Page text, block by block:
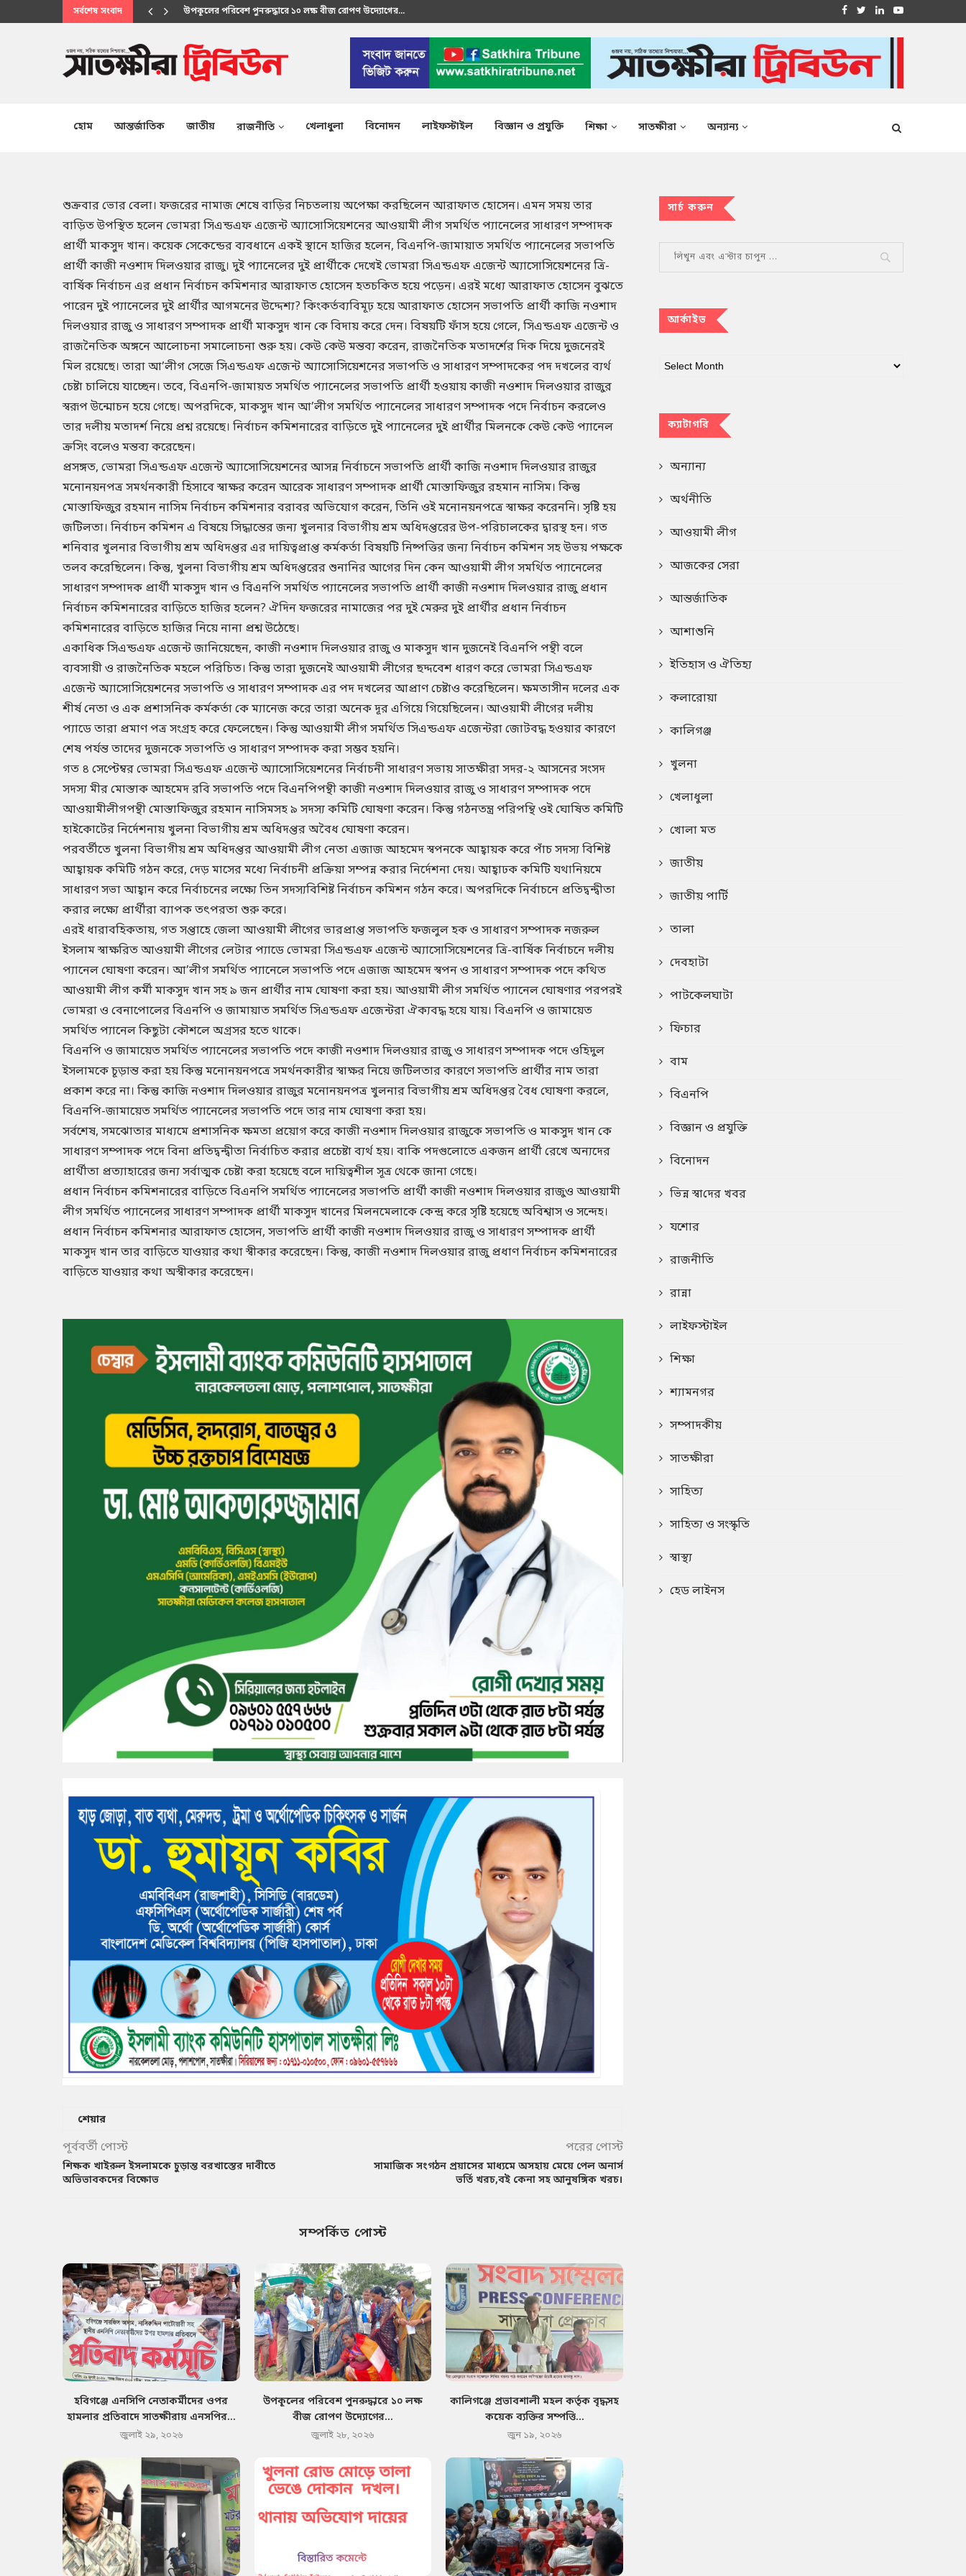
সর্বশেষ সংবাদ মানবিক সেবায় উপকূলবাসীর আস্থার প্রতীক এস এম শাকির...
হোম আন্তর্জাতিক জাতীয় রাজনীতি খেলাধুলা বিনোদন লাইফস্টাইল বিজ্ঞান ও প্রযুক্তি শিক্ষা সাতক্ষীরা অন্যান্য
শুক্রবার ভোর বেলা। ফজরের নামাজ শেষে বাড়ির নিচতলায় অপেক্ষা করছিলেন আরাফাত হোসেন। এমন সময় তার
বাড়িত উপস্থিত হলেন ভোমরা সিএন্ডএফ এজেন্ট অ্যাসোসিয়েশনের আওয়ামী লীগ সমর্থিত প্যানেলের সাধারণ সম্পাদক
প্রার্থী মাকসুদ খান। কয়েক সেকেন্ডের ব্যবধানে একই স্থানে হাজির হলেন, বিএনপি-জামায়াত সমর্থিত প্যানেলের সভাপতি
প্রার্থী কাজী নওশাদ দিলওয়ার রাজু। দুই প্যানেলের দুই প্রার্থীকে দেখেই ভোমরা সিএন্ডএফ এজেন্ট অ্যাসোসিয়েশনের ত্রি-
বার্ষিক নির্বাচন এর প্রধান নির্বাচন কমিশনার আরাফাত হোসেন হতচকিত হয়ে পড়েন। এরই মধ্যে আরাফাত হোসেন বুঝতে
পারেন দুই প্যানেলের দুই প্রার্থীর আগমনের উদ্দেশ্য? কিংকর্তব্যবিমূঢ় হয়ে আরাফাত হোসেন সভাপতি প্রার্থী কাজি নওশাদ
দিলওয়ার রাজু ও সাধারণ সম্পাদক প্রার্থী মাকসুদ খান কে বিদায় করে দেন। বিষয়টি ফাঁস হয়ে গেলে, সিএন্ডএফ এজেন্ট ও
রাজনৈতিক অঙ্গনে আলোচনা সমালোচনা শুরু হয়। কেউ কেউ মন্তব্য করেন, রাজনৈতিক মতাদর্শের দিক দিয়ে দুজনেরই
মিল রয়েছে। তারা আ’লীগ সেজে সিএন্ডএফ এজেন্ট অ্যাসোসিয়েশনের সভাপতি ও সাধারণ সম্পাদকের পদ দখলের ব্যর্থ
চেষ্টা চালিয়ে যাচ্ছেন। তবে, বিএনপি-জামায়ত সমর্থিত প্যানেলের সভাপতি প্রার্থী হওয়ায় কাজী নওশাদ দিলওয়ার রাজুর
স্বরূপ উন্মোচন হয়ে গেছে। অপরদিকে, মাকসুদ খান আ’লীগ সমর্থিত প্যানেলের সাধারণ সম্পাদক পদে নির্বাচন করলেও
তার দলীয় মতাদর্শ নিয়ে প্রশ্ন রয়েছে। নির্বাচন কমিশনারের বাড়িতে দুই প্যানেলের দুই প্রার্থীর মিলনকে কেউ কেউ প্যানেল
ক্রসিং বলেও মন্তব্য করেছেন।
প্রসঙ্গত, ভোমরা সিএন্ডএফ এজেন্ট অ্যাসোসিয়েশনের আসন্ন নির্বাচনে সভাপতি প্রার্থী কাজি নওশাদ দিলওয়ার রাজুর
মনোনয়নপত্র সমর্থনকারী হিসাবে স্বাক্ষর করেন আরেক সাধারণ সম্পাদক প্রার্থী মোস্তাফিজুর রহমান নাসিম। কিন্তু
মোস্তাফিজুর রহমান নাসিম নির্বাচন কমিশনার বরাবর অভিযোগ করেন, তিনি ওই মনোনয়নপত্রে স্বাক্ষর করেননি। সৃষ্টি হয়
জটিলতা। নির্বাচন কমিশন এ বিষয়ে সিদ্ধান্তের জন্য খুলনার বিভাগীয় শ্রম অধিদপ্তরের উপ-পরিচালকের দ্বারস্থ হন। গত
শনিবার খুলনার বিভাগীয় শ্রম অধিদপ্তর এর দায়িত্বপ্রাপ্ত কর্মকর্তা বিষয়টি নিষ্পত্তির জন্য নির্বাচন কমিশন সহ উভয় পক্ষকে
তলব করেছিলেন। কিন্তু, খুলনা বিভাগীয় শ্রম অধিদপ্তরের শুনানির আগের দিন কেন আওয়ামী লীগ সমর্থিত প্যানেলের
সাধারণ সম্পাদক প্রার্থী মাকসুদ খান ও বিএনপি সমর্থিত প্যানেলের সভাপতি প্রার্থী কাজী নওশাদ দিলওয়ার রাজু প্রধান
নির্বাচন কমিশনারের বাড়িতে হাজির হলেন? ঐদিন ফজরের নামাজের পর দুই মেরুর দুই প্রার্থীর প্রধান নির্বাচন
কমিশনারের বাড়িতে হাজির নিয়ে নানা প্রশ্ন উঠেছে।
একাধিক সিএন্ডএফ এজেন্ট জানিয়েছেন, কাজী নওশাদ দিলওয়ার রাজু ও মাকসুদ খান দুজনেই বিএনপি পন্থী বলে
ব্যবসায়ী ও রাজনৈতিক মহলে পরিচিত। কিন্তু তারা দুজনেই আওয়ামী লীগের ছদ্দবেশ ধারণ করে ভোমরা সিএন্ডএফ
এজেন্ট অ্যাসোসিয়েশনের সভাপতি ও সাধারণ সম্পাদক এর পদ দখলের আপ্রাণ চেষ্টাও করেছিলেন। ক্ষমতাসীন দলের এক
শীর্ষ নেতা ও এক প্রশাসনিক কর্মকর্তা কে ম্যানেজ করে তারা অনেক দূর এগিয়ে গিয়েছিলেন। আওয়ামী লীগের দলীয়
প্যাডে তারা প্রমাণ পত্র সংগ্রহ করে ফেলেছেন। কিন্তু আওয়ামী লীগ সমর্থিত সিএন্ডএফ এজেন্টরা জোটবদ্ধ হওয়ার কারণে
শেষ পর্যন্ত তাদের দুজনকে সভাপতি ও সাধারণ সম্পাদক করা সম্ভব হয়নি।
গত ৪ সেপ্টেম্বর ভোমরা সিএন্ডএফ এজেন্ট অ্যাসোসিয়েশনের নির্বাচনী সাধারণ সভায় সাতক্ষীরা সদর-২ আসনের সংসদ
সদস্য মীর মোস্তাক আহমেদ রবি সভাপতি পদে বিএনপিপন্থী কাজী নওশাদ দিলওয়ার রাজু ও সাধারণ সম্পাদক পদে
আওয়ামীলীগপন্থী মোস্তাফিজুর রহমান নাসিমসহ ৯ সদস্য কমিটি ঘোষণা করেন। কিন্তু গঠনতন্ত্র পরিপন্থি ওই ঘোষিত কমিটি
হাইকোর্টের নির্দেশনায় খুলনা বিভাগীয় শ্রম অধিদপ্তর অবৈধ ঘোষণা করেন।
পরবর্তীতে খুলনা বিভাগীয় শ্রম অধিদপ্তর আওয়ামী লীগ নেতা এজাজ আহমেদ স্বপনকে আহ্বায়ক করে পাঁচ সদস্য বিশিষ্ট
আহ্বায়ক কমিটি গঠন করে, দেড় মাসের মধ্যে নির্বাচনী প্রক্রিয়া সম্পন্ন করার নির্দেশনা দেয়। আহ্বাঢক কমিটি যথানিয়মে
সাধারণ সভা আহ্বান করে নির্বাচনের লক্ষ্যে তিন সদস্যবিশিষ্ট নির্বাচন কমিশন গঠন করে। অপরদিকে নির্বাচনে প্রতিদ্বন্দ্বীতা
করার লক্ষ্যে প্রার্থীরা ব্যাপক তৎপরতা শুরু করে।
এরই ধারাবহিকতায়, গত সপ্তাহে জেলা আওয়ামী লীগের ভারপ্রাপ্ত সভাপতি ফজলুল হক ও সাধারণ সম্পাদক নজরুল
ইসলাম স্বাক্ষরিত আওয়ামী লীগের লেটার প্যাডে ভোমরা সিএন্ডএফ এজেন্ট অ্যাসোসিয়েশনের ত্রি-বার্ষিক নির্বাচনে দলীয়
প্যানেল ঘোষণা করেন। আ’লীগ সমর্থিত প্যানেলে সভাপতি পদে এজাজ আহমেদ স্বপন ও সাধারণ সম্পাদক পদে কথিত
আওয়ামী লীগ কর্মী মাকসুদ খান সহ ৯ জন প্রার্থীর নাম ঘোষণা করা হয়। আওয়ামী লীগ সমর্থিত প্যানেল ঘোষণার পরপরই
ভোমরা ও বেনাপোলের বিএনপি ও জামায়াত সমর্থিত সিএন্ডএফ এজেন্টরা ঐক্যবদ্ধ হয়ে যায়। বিএনপি ও জামায়েত
সমর্থিত প্যানেল কিছুটা কৌশলে অগ্রসর হতে থাকে।
বিএনপি ও জামায়েত সমর্থিত প্যানেলের সভাপতি পদে কাজী নওশাদ দিলওয়ার রাজু ও সাধারণ সম্পাদক পদে ওহিদুল
ইসলামকে চূড়ান্ত করা হয় কিন্তু মনোনয়নপত্রে সমর্থনকারীর স্বাক্ষর নিয়ে জটিলতার কারণে সভাপতি প্রার্থীর নাম তারা
প্রকাশ করে না। কিন্তু কাজি নওশাদ দিলওয়ার রাজুর মনোনয়নপত্র খুলনার বিভাগীয় শ্রম অধিদপ্তর বৈধ ঘোষণা করলে,
বিএনপি-জামায়েত সমর্থিত প্যানেলের সভাপতি পদে তার নাম ঘোষণা করা হয়।
সর্বশেষ, সমঝোতার মাধ্যমে প্রশাসনিক ক্ষমতা প্রয়োগ করে কাজী নওশাদ দিলওয়ার রাজুকে সভাপতি ও মাকসুদ খান কে
সাধারণ সম্পাদক পদে বিনা প্রতিদ্বন্দ্বীতা নির্বাচিত করার প্রচেষ্টা ব্যর্থ হয়। বাকি পদগুলোতে একজন প্রার্থী রেখে অন্যদের
প্রার্থীতা প্রত্যাহারের জন্য সর্বাত্মক চেষ্টা করা হয়েছে বলে দায়িত্বশীল সূত্র থেকে জানা গেছে।
প্রধান নির্বাচন কমিশনারের বাড়িতে বিএনপি সমর্থিত প্যানেলের সভাপতি প্রার্থী কাজী নওশাদ দিলওয়ার রাজুও আওয়ামী
লীগ সমর্থিত প্যানেলের সাধারণ সম্পাদক প্রার্থী মাকসুদ খানের মিলনমেলাকে কেন্দ্র করে সৃষ্টি হয়েছে অবিশ্বাস ও সন্দেহ।
প্রধান নির্বাচন কমিশনার আরাফাত হোসেন, সভাপতি প্রার্থী কাজী নওশাদ দিলওয়ার রাজু ও সাধারণ সম্পাদক প্রার্থী
মাকসুদ খান তার বাড়িতে যাওয়ার কথা স্বীকার করেছেন। কিন্তু, কাজী নওশাদ দিলওয়ার রাজু প্রধাণ নির্বাচন কমিশনারের
বাড়িতে যাওয়ার কথা অস্বীকার করেছেন।
শেয়ার
পূর্ববর্তী পোস্ট
শিক্ষক খাইরুল ইসলামকে চুড়ান্ত বরখাস্তের দাবীতে
অভিভাবকদের বিক্ষোভ
পরের পোস্ট
সামাজিক সংগঠন প্রয়াসের মাধ্যমে অসহায় মেয়ে পেল অনার্স
ভর্তি খরচ,বই কেনা সহ আনুষঙ্গিক খরচ।
সম্পর্কিত পোস্ট
হবিগঞ্জে এনসিপি নেতাকর্মীদের ওপর
হামলার প্রতিবাদে সাতক্ষীরায় এনসপির...
জুলাই ২৯, ২০২৬
উপকূলের পরিবেশ পুনরুদ্ধারে ১০ লক্ষ
বীজ রোপণ উদ্যোগের...
জুলাই ২৮, ২০২৬
কালিগঞ্জে প্রভাবশালী মহল কর্তৃক বৃদ্ধসহ
কয়েক ব্যক্তির সম্পত্তি...
জুন ১৯, ২০২৬
সার্চ করুন
আর্কাইভ
ক্যাটাগরি
অন্যান্য
অর্থনীতি
আওয়ামী লীগ
আজকের সেরা
আন্তর্জাতিক
আশাশুনি
ইতিহাস ও ঐতিহ্য
কলারোয়া
কালিগঞ্জ
খুলনা
খেলাধুলা
খোলা মত
জাতীয়
জাতীয় পার্টি
তালা
দেবহাটা
পাটকেলঘাটা
ফিচার
বাম
বিএনপি
বিজ্ঞান ও প্রযুক্তি
বিনোদন
ভিন্ন স্বা‌দের খবর
যশোর
রাজনীতি
রান্না
লাইফস্টাইল
শিক্ষা
শ্যামনগর
সম্পাদকীয়
সাতক্ষীরা
সাহিত্য
সাহিত্য ও সংস্কৃতি
স্বাস্থ্য
হেড লাইনস